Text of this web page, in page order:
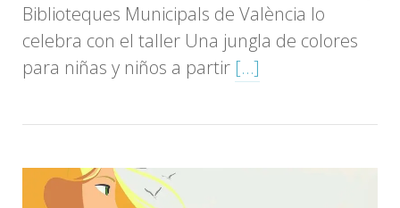
Biblioteques Municipals de València lo
celebra con el taller Una jungla de colores
para niñas y niños a partir […]